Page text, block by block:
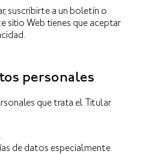
suscribirte a un boletín o
sitio Web tienes que aceptar
personales
que trata el Titular
de datos especialmente